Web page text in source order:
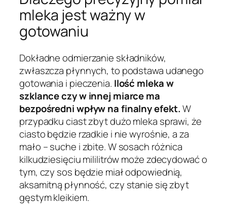
mleka jest ważny w
gotowaniu
Dokładne odmierzanie składników,
zwłaszcza płynnych, to podstawa udanego
gotowania i pieczenia. Ilość mleka w
szklance czy w innej miarce ma
bezpośredni wpływ na finalny efekt.W
przypadku ciast zbyt dużo mleka sprawi, że
ciasto będzie rzadkie i nie wyrośnie, a za
mało – suche i zbite. W sosach różnica
kilkudziesięciu mililitrów może zdecydować o
tym, czy sos będzie miał odpowiednią,
aksamitną płynność, czy stanie się zbyt
gęstym kleikiem.